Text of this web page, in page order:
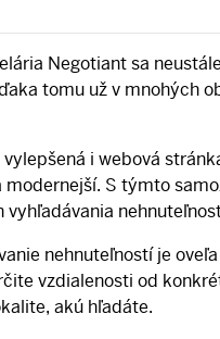
Negotiant sa
tomu už v mnohých
vylepšená i webová
modernejší. S týmto
vyhľadávania
nehnuteľností je
vzdialenosti od
akú hľadáte.